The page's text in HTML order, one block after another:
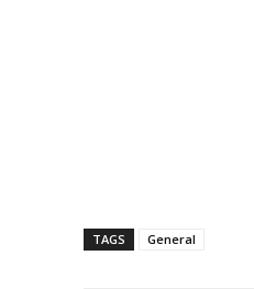
TAGS General